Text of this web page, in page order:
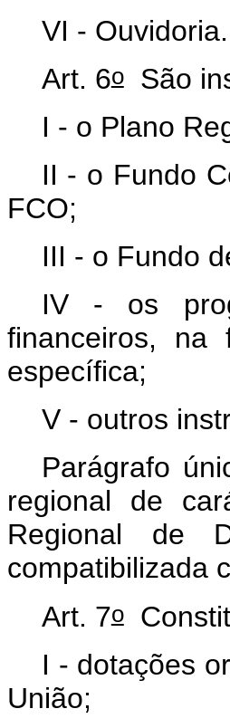
VI - Ouvidoria.
Art. 6oSão
I - o Plano
II - o Fundo
FCO;
III - o Fundo
IV - os
financeiros, na
específica;
V - outros
Parágrafo
regional de
Regional de
compatibilizada
Art. 7o
I - dotações
União;